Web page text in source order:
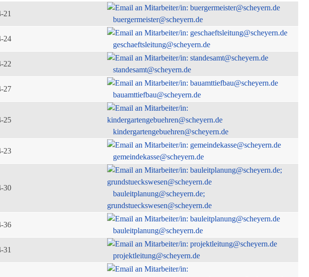
21
buergermeister@scheyern.de
24
geschaeftsleitung@scheyern.de
22
standesamt@scheyern.de
27
bauamttiefbau@scheyern.de
25
kindergartengebuehren@scheyern.de
23
gemeindekasse@scheyern.de
30
bauleitplanung@scheyern.de;
grundstueckswesen@scheyern.de
36
bauleitplanung@scheyern.de
31
projektleitung@scheyern.de